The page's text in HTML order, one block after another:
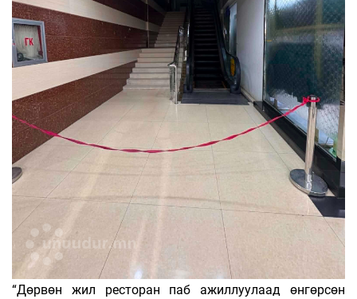
“Дөрвөн жил ресторан паб ажиллуулаад өнгөрсөн